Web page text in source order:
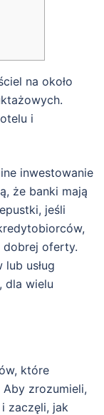
na około
i
że banki mają
jeśli
dobrej oferty.
usług
dla wielu
które
zrozumieli,
zaczęli, jak